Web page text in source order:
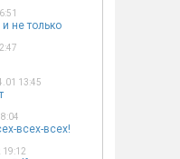
не только
13:45
всех-всех!
19:12